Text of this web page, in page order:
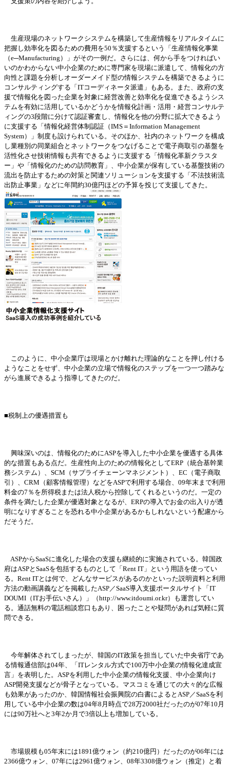
生産現場のネットワ ークシステムを構築して生産情報をリアルタイムに
把握し効率化を 図 るための費用を50％支援するという「生産情報化事業
（e─Manufacturing）」がその一例だ。さらには、何から手をつければい
いのかわからない中小企業のために専門家を現場に派遣して、情報化の方
向性と課題を分析しオーダー メイド型の情報システムを構築できるように
コンサルティングする「 ITコ ーディネータ派遣」もある。また、政府の支
援で情報化を 図 った企業を対象に経営改善と 効率化を促進できるようシス
テムを有効に活用しているかどうかを情報化計画 ・ 活用 ・経営コンサルテ
ィングの3段階に分けて認証審査し、情報化を他の分野に拡大できるよう
に支援する「情報化経営体制認証（IMS＝Information Management
System）」制度も設けられている。そのほか、社内のネットワ ークを構成
し業種別の同業組合とネットワ ークをつなげることで電子商取引の基盤を
活性化させ技術情報も共有できるように支援する「情報化革新クラスタ
ー 」や「情報化のための訪問教育」、中小企業が保有している基盤技術の
流出を防止するための対策と 関連ソリュ ーションを支援する「不法技術流
出防止事業」などに年間約30億円ほどの予算を投じて支援してきた。
このように、中小企業庁は現場とかけ離れた理論的なことを押し付ける
よう なことをせず、中小企業の立場で情報化のステップを一つ一つ踏みな
がら進展できるよう指導してきたのだ。
■税制上の優遇措置も
興味深いのは、情報化のためにASPを導入した中小企業を優遇する具体
的な措置もある点だ。生産性向上のための情報化としてERP（統合基幹業
務システム）、SCM（サプライチェーンマネジメント）、 EC（電子商取
引）、CRM（顧客情報管理）などをASPで利用する場合、09年末まで利用
料金の7％を所得税または法人税から控除してくれるというのだ。一定の
条件を満たした企業が優遇対象となるが、 ERPの導入でお金の出入りが透
明になりすぎることを恐れる中小企業があるかもしれないという配慮から
だそうだ。
ASPからSaaSに進化した場合の支援も継続的に実施されている。韓国政
府はASPとSaaSを包括するものとして「Rent IT」という用語を使ってい
る。Rent ITとは何で、どんなサー ビスがあるのかといった説明資料と利用
方法の動画講義などを掲載したASP／SaaS導入支援ポータルサイト「 IT
DOUMI（ITお手伝いさん）」（http://www.itdoumi.or.kr）も運営してい
る。通話無料の電話相談窓口もあり、困ったことや疑問があれば気軽に質
問できる。
今年解体されてしまったが、韓国のIT政策を担当 していた中央省庁であ
る情報通信部は04年、「ITレンタル方式で100万中小企業の情報化達成宣
言」を表明した。ASPを利用した中小企業の情報化支援、中小企業向け
ASP開発支援などが骨子となっている。マスコミを通じての大 々 的な広報
も効果があったのか、韓国情報社会振興院の白書によると ASP／SaaSを利
用している中小企業の数は04年8月時点で28万2000社だったのが07年10月
には90万社へと3年2か月で3倍以上も増加している。
市場規模も05年末には1891億ウォン（約210億円）だったのが06年には
2366億ウォン、07年には2961億ウォン、08年3308億ウォン（推定）と着